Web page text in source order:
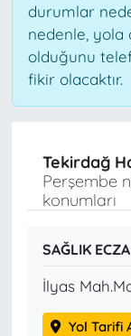
durumlar
nedenle, yola
olduğunu
fikir olacaktır.
Tekirdağ
Perşembe
konumları
SAĞLIK
İlyas
Yol Tarifi